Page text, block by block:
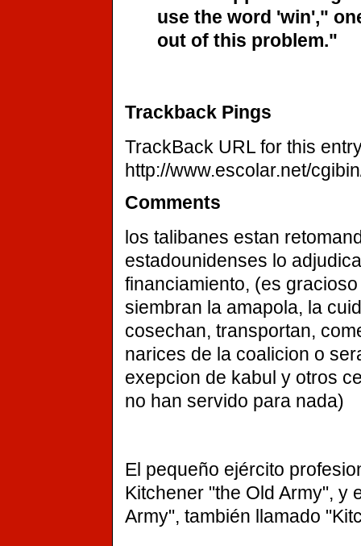
use the word 'win',"
out of this problem."
Trackback Pings
TrackBack URL for this
http://www.escolar.net/
Comments
los talibanes estan
estadounidenses lo
financiamiento, (es
siembran la amapola, la
cosechan, transportan,
narices de la coalicion o
exepcion de kabul y otros
no han servido para nada)
El pequeño ejército
Kitchener "the Old Army", y
Army", también llamado